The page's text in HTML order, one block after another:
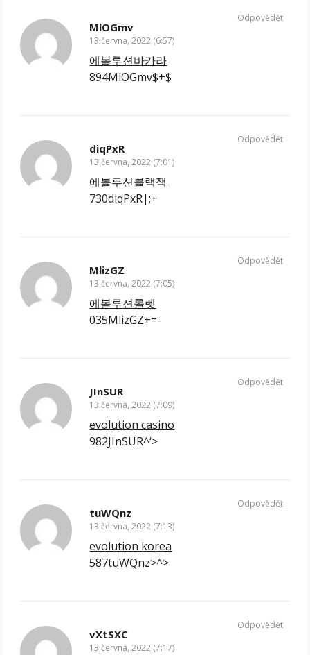
MlOGmv
13 června, 2022 (6:57)
에볼루션바카라
894MlOGmv$+$
Odpovědět
diqPxR
13 června, 2022 (7:01)
에볼루션블랙잭
730diqPxR|;+
Odpovědět
MlizGZ
13 června, 2022 (7:05)
에볼루션롤렛
035MlizGZ+=-
Odpovědět
JInSUR
13 června, 2022 (7:09)
evolution casino
982JInSUR^‘>
Odpovědět
tuWQnz
13 června, 2022 (7:13)
evolution korea
587tuWQnz>^>
Odpovědět
vXtSXC
13 června, 2022 (7:17)
Odpovědět